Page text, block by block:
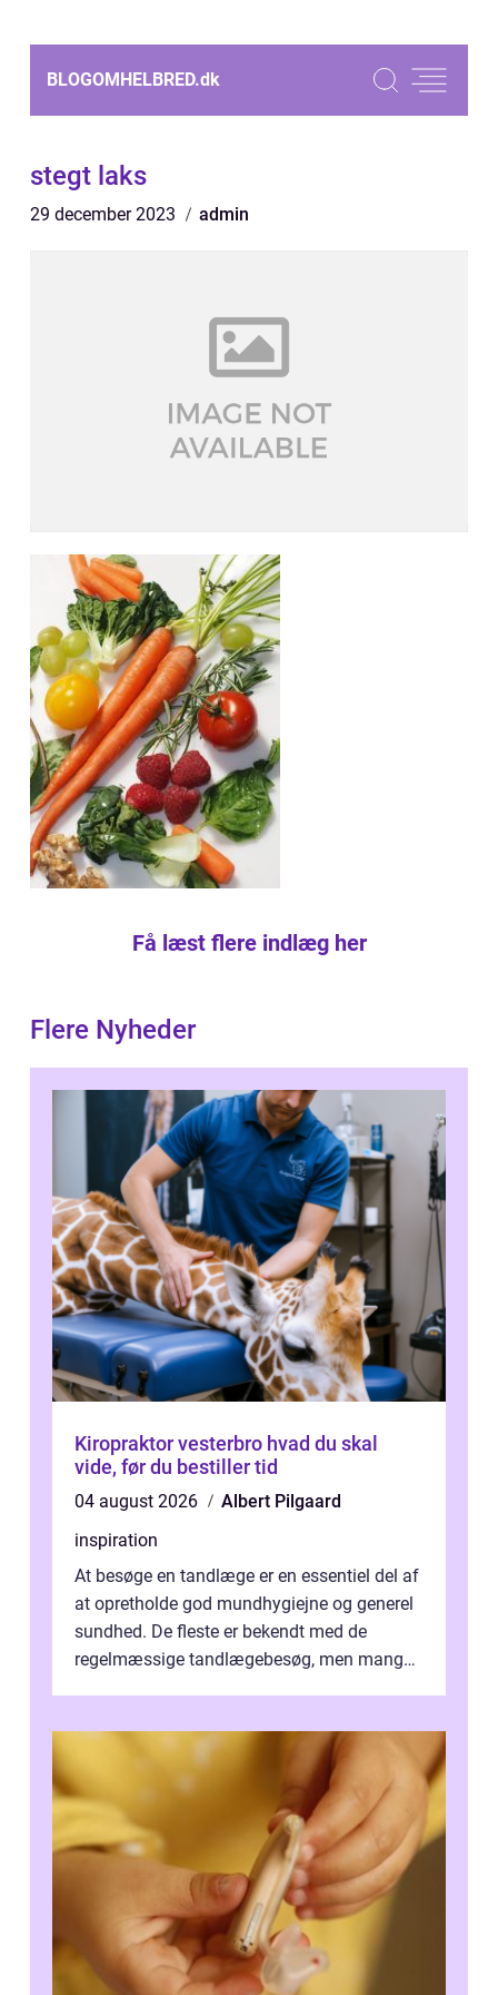
BLOGOMHELBRED.dk
stegt laks
29 december 2023 admin
Få læst flere indlæg her
Flere Nyheder
Kiropraktor vesterbro hvad du skal
vide, før du bestiller tid
04 august 2026
Albert Pilgaard
inspiration
At besøge en tandlæge er en essentiel del af
at opretholde god mundhygiejne og generel
sundhed. De fleste er bekendt med de
regelmæssige tandlægebesøg, men mange